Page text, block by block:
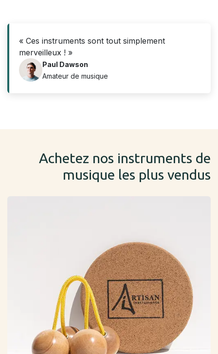
« Ces instruments sont tout simplement
merveilleux ! »
Paul Dawson
Amateur de musique
Achetez nos instruments de
musique les plus vendus